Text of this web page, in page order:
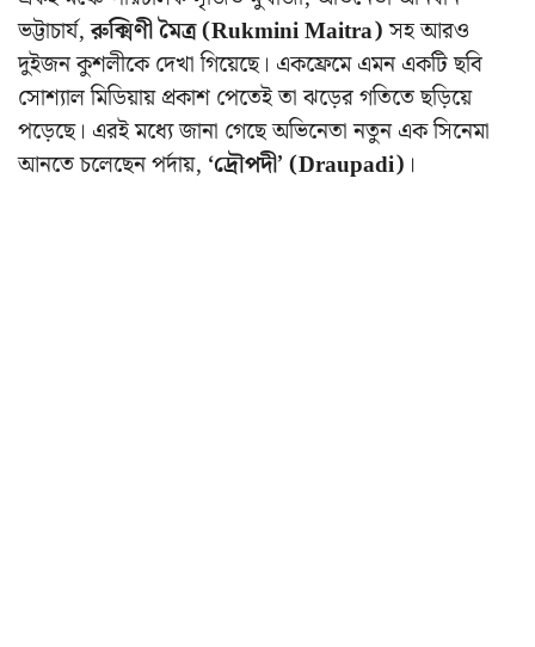
ভট্টাচার্য,রুক্মিণী মৈত্র (Rukmini Maitra)সহ আরও
দুইজন কুশলীকে দেখা গিয়েছে। একফ্রেমে এমন একটি ছবি
সোশ্যাল মিডিয়ায় প্রকাশ পেতেই তা ঝড়ের গতিতে ছড়িয়ে
পড়েছে। এরই মধ্যে জানা গেছে অভিনেতা নতুন এক সিনেমা
আনতে চলেছেন পর্দায়, ‘দ্রৌপদী’ (Draupadi) ।